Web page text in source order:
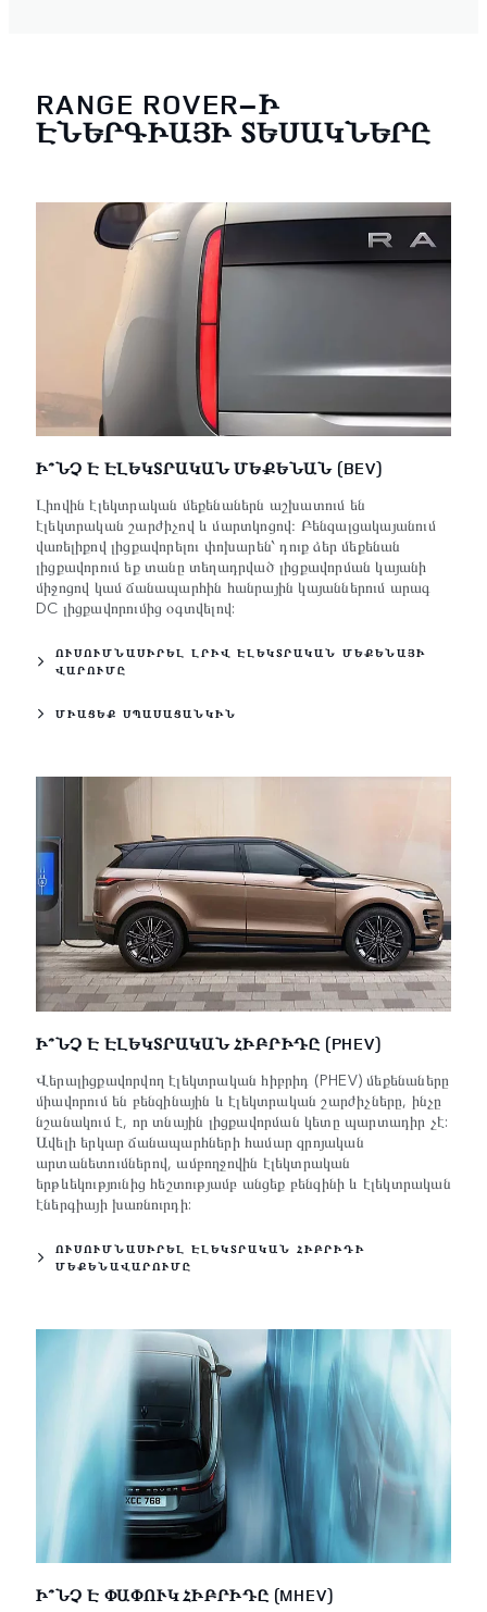
RANGE ROVER–Ի
ԷՆԵՐԳԻԱՅԻ ՏԵՍԱԿՆԵՐԸ
Ի՞ՆՉ Է ԷԼԵԿՏՐԱԿԱՆ ՄԵՔԵՆԱՆ (BEV)
Լիովին էլեկտրական մեքենաներն աշխատում են
էլեկտրական շարժիչով և մարտկոցով։ Բենզալցակայանում
վառելիքով լիցքավորելու փոխարեն՝ դուք ձեր մեքենան
լիցքավորում եք տանը տեղադրված լիցքավորման կայանի
միջոցով կամ ճանապարհին հանրային կայաններում արագ
DC լիցքավորումից օգտվելով:
ՈՒՍՈՒՄՆԱՍԻՐԵԼ ԼՐԻՎ ԷԼԵԿՏՐԱԿԱՆ ՄԵՔԵՆԱՅԻ
ՎԱՐՈՒՄԸ
ՄԻԱՑԵՔ ՍՊԱՍԱՑԱՆԿԻՆ
Ի՞ՆՉ Է ԷԼԵԿՏՐԱԿԱՆ ՀԻԲՐԻԴԸ (PHEV)
Վերալիցքավորվող էլեկտրական հիբրիդ (PHEV) մեքենաները
միավորում են բենզինային և էլեկտրական շարժիչները, ինչը
նշանակում է, որ տնային լիցքավորման կետը պարտադիր չէ:
Ավելի երկար ճանապարհների համար զրոյական
արտանետումներով, ամբողջովին էլեկտրական
երթևեկությունից հեշտությամբ անցեք բենզինի և էլեկտրական
էներգիայի խառնուրդի:
ՈՒՍՈՒՄՆԱՍԻՐԵԼ ԷԼԵԿՏՐԱԿԱՆ ՀԻԲՐԻԴԻ
ՄԵՔԵՆԱՎԱՐՈՒՄԸ
Ի՞ՆՉ Է ՓԱՓՈՒԿ ՀԻԲՐԻԴԸ (MHEV)